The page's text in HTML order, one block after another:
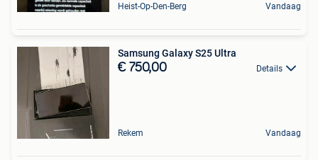
Heist-Op-Den-Berg Vandaag
Samsung Galaxy S25 Ultra
€ 750,00 Details
Rekem Vandaag